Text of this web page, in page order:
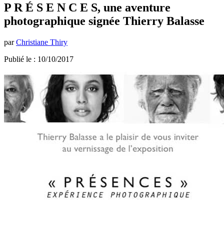
P R É S E N C E S, une aventure
photographique signée Thierry Balasse
par Christiane Thiry
Publié le : 10/10/2017